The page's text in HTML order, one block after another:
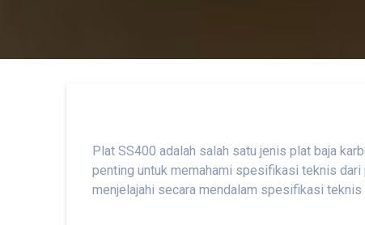
Plat SS400 adalah salah satu jenis plat baja
penting untuk memahami spesifikasi teknis dari
menjelajahi secara mendalam spesifikasi